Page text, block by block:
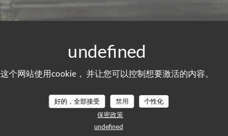
这个网站使用cookie， 并让您可以控制想要激活的内容。
好的，全部接受 禁用
个性化
保密政策
undefined
GRAZIE
意大利餐厅|PARIS